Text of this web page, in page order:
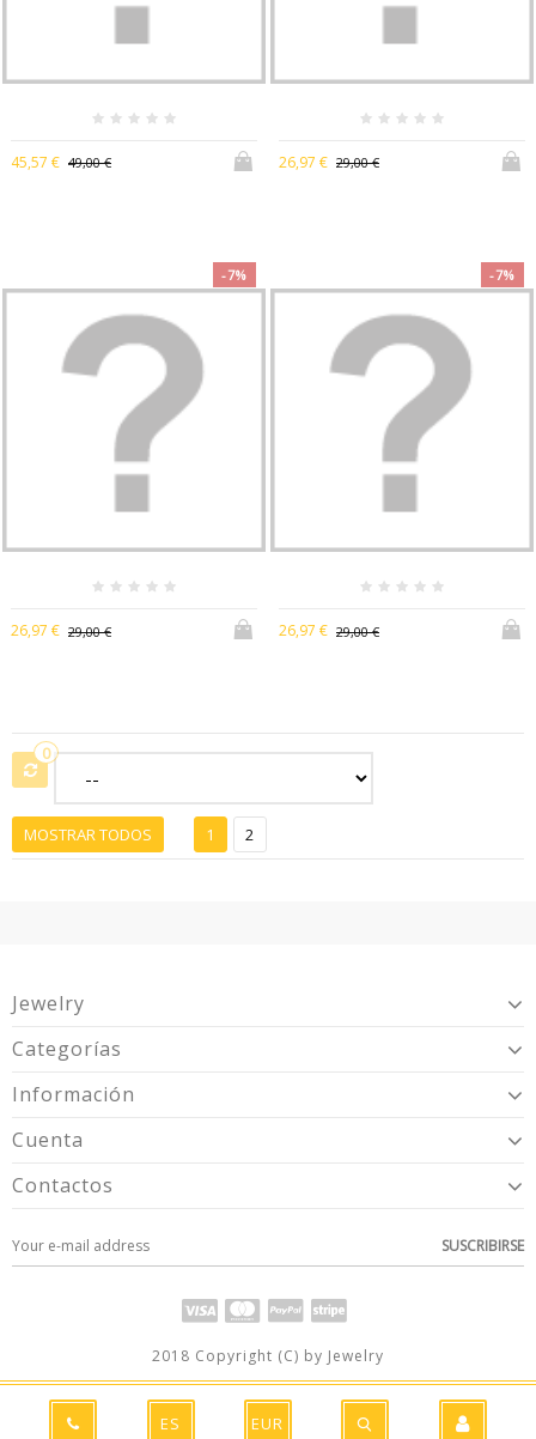
ES EUR
45,57 € 49,00 € 26,97 € 29,00 €
-7%
26,97 € 29,00 €
-7%
26,97 € 29,00 €
0
MOSTRAR TODOS 1 2
Jewelry
Categorías
Información
Cuenta
Contactos
2018 Copyright (C) by Jewelry
SUSCRIBIRSE